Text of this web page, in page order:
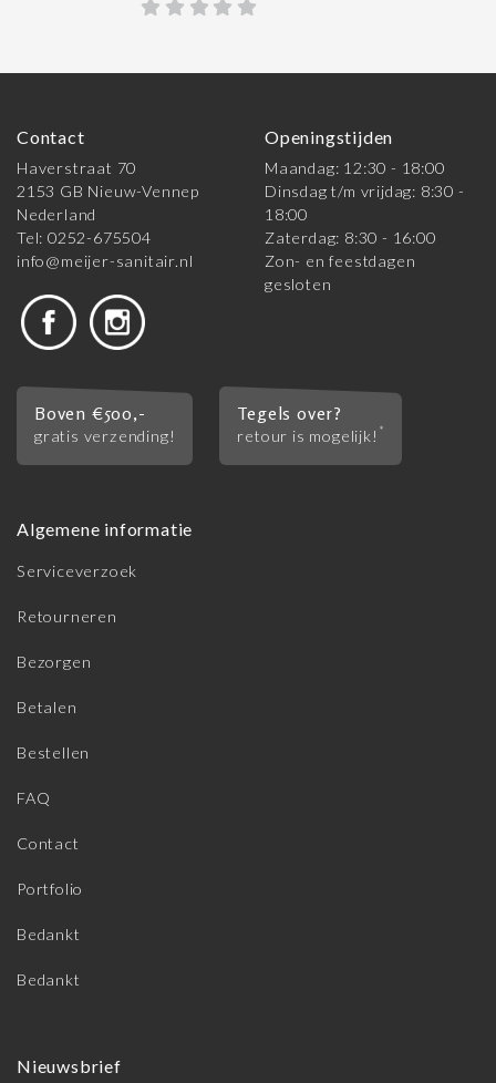
Contact
Haverstraat 70
2153 GB Nieuw-Vennep
Nederland
Tel: 0252-675504
info@meijer-sanitair.nl
Openingstijden
Maandag: 12:30 - 18:00
Dinsdag t/m vrijdag: 8:30 -
18:00
Zaterdag: 8:30 - 16:00
Zon- en feestdagen
gesloten
Boven €500,-
gratis verzending!
Tegels over?
retour is mogelijk! *
Algemene informatie
Serviceverzoek
Retourneren
Bezorgen
Betalen
Bestellen
FAQ
Contact
Portfolio
Bedankt
Bedankt
Nieuwsbrief